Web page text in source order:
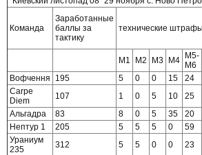
Команда
Заработанные
баллы за
тактику
технические штрафы
М1
М2 М3 М4
М5-
М6
Вофчення
195 5 0 0 15 24
Carpe
Diem
107 1 0 5 10 25
Альгадра
83 8 0 5 35 20
Нептур 1
205 5 5 5 0 59
Ураниум
235
312 5 5 0 0 23